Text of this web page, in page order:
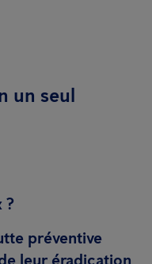
un seul
?
préventive
leur éradication